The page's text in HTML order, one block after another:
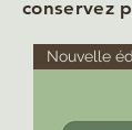
conservez
Nouvelle